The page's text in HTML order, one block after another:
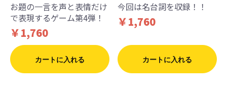
お題の一言を声と表情だけ
で表現するゲーム第4弾！
￥1,760
カートに入れる
今回は名台詞を収録！！
￥1,760
カートに入れる